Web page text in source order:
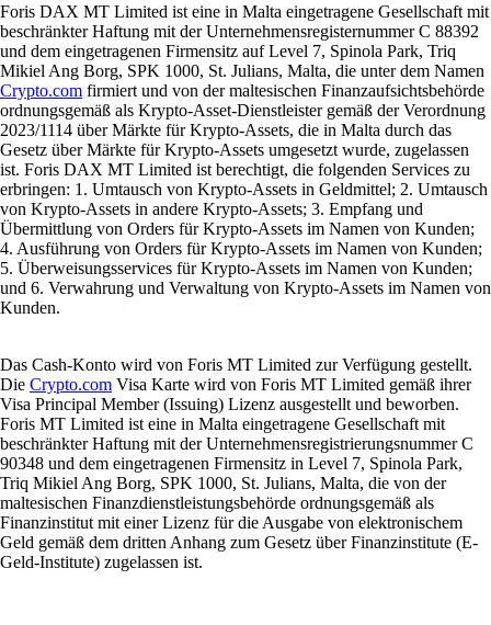
Foris DAX MT Limited ist eine in Malta eingetragene Gesellschaft mit
beschränkter Haftung mit der Unternehmensregisternummer C 88392
und dem eingetragenen Firmensitz auf Level 7, Spinola Park, Triq
Mikiel Ang Borg, SPK 1000, St. Julians, Malta, die unter dem Namen
Crypto.com firmiert und von der maltesischen Finanzaufsichtsbehörde
ordnungsgemäß als Krypto-Asset-Dienstleister gemäß der Verordnung
2023/1114 über Märkte für Krypto-Assets, die in Malta durch das
Gesetz über Märkte für Krypto-Assets umgesetzt wurde, zugelassen
ist. Foris DAX MT Limited ist berechtigt, die folgenden Services zu
erbringen: 1. Umtausch von Krypto-Assets in Geldmittel; 2. Umtausch
von Krypto-Assets in andere Krypto-Assets; 3. Empfang und
Übermittlung von Orders für Krypto-Assets im Namen von Kunden;
4. Ausführung von Orders für Krypto-Assets im Namen von Kunden;
5. Überweisungsservices für Krypto-Assets im Namen von Kunden;
und 6. Verwahrung und Verwaltung von Krypto-Assets im Namen von
Kunden.
Das Cash-Konto wird von Foris MT Limited zur Verfügung gestellt.
Die Crypto.com Visa Karte wird von Foris MT Limited gemäß ihrer
Visa Principal Member (Issuing) Lizenz ausgestellt und beworben.
Foris MT Limited ist eine in Malta eingetragene Gesellschaft mit
beschränkter Haftung mit der Unternehmensregistrierungsnummer C
90348 und dem eingetragenen Firmensitz in Level 7, Spinola Park,
Triq Mikiel Ang Borg, SPK 1000, St. Julians, Malta, die von der
maltesischen Finanzdienstleistungsbehörde ordnungsgemäß als
Finanzinstitut mit einer Lizenz für die Ausgabe von elektronischem
Geld gemäß dem dritten Anhang zum Gesetz über Finanzinstitute (E-
Geld-Institute) zugelassen ist.